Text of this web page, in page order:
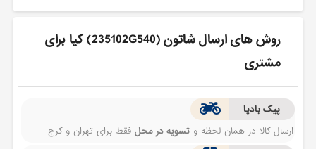
روش های ارسال شاتون (235102G540) کیا برای
مشتری
پیک بادپا
ارسال کالا در همان لحظه وتسویه در محل فقط برای تهران و کرج